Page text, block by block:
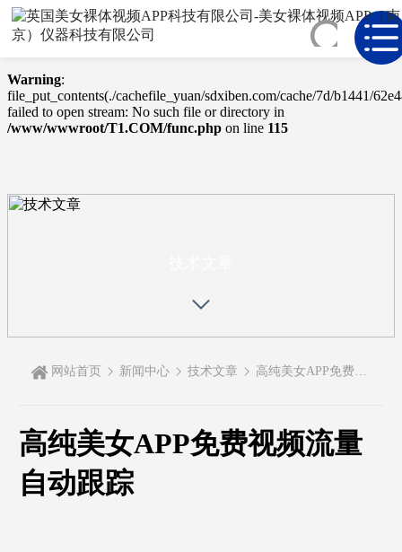
Warning: mkdir(): No space left on device in
/www/wwwroot/T1.COM/func.php
Warning:
file_put_contents(./cachefile_yuan/sdxiben.com/cache/7d/b1441/
failed to open stream: No such file or directory in
/www/wwwroot/T1.COM/func.php on line 115
网站首页 新闻中心 技术文章 高纯美女APP免费视频流量自动跟踪
高纯美女APP免费视频流量
自动跟踪